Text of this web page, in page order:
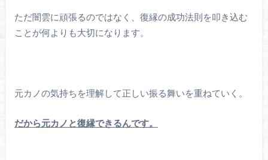
ただ闇雲に頑張るのではなく、復縁の成功法則を叩き込む
ことが何よりも大切になります。
元カノの気持ちを理解して正しい振る舞いを重ねていく。
だから元カノと復縁できるんです。